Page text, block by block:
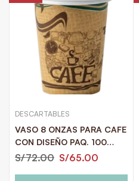
DESCARTABLES
VASO 8 ONZAS PARA CAFE
CON DISEÑO PAQ. 100
CON TAPA
S/72.00 S/65.00